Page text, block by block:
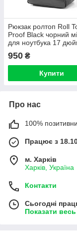
Рюкзак ролтоп Roll
Proof Black чорний
для ноутбука 17
см 20-24л унісекс
(45х29х15)
950 ₴
Купити
Про нас
100%
Працює з
м. Харків
Харків, Україна
Контакти
Сьогодні
Показати